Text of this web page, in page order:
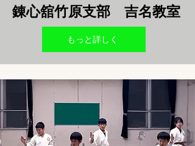
錬心舘竹原支部
吉名教室
もっと詳しく